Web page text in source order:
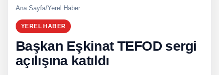
Ana Sayfa/Yerel Haber
YEREL HABER
Başkan Eşkinat TEFOD sergi
açılışına katıldı